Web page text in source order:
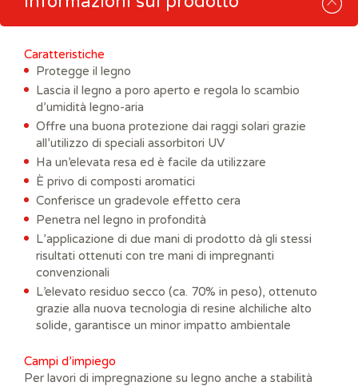
Caratteristiche
Protegge il legno
Lascia il legno a poro aperto e regola lo scambio
d’umidità legno-aria
Offre una buona protezione dai raggi solari grazie
all’utilizzo di speciali assorbitori UV
Ha un’elevata resa ed è facile da utilizzare
È privo di composti aromatici
Conferisce un gradevole effetto cera
Penetra nel legno in profondità
L’applicazione di due mani di prodotto dà gli stessi
risultati ottenuti con tre mani di impregnanti
convenzionali
L’elevato residuo secco (ca. 70% in peso), ottenuto
grazie alla nuova tecnologia di resine alchiliche alto
solide, garantisce un minor impatto ambientale
Campi d’impiego
Per lavori di impregnazione su legno anche a stabilità